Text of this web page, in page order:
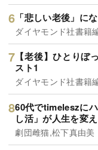
「悲しい老後」に
ダイヤモンド社書籍
【老後】ひとりぼ
スト1
ダイヤモンド社書籍
60代でtimeleszに
し活」が人生を変
劇団雌猫,松下真由美